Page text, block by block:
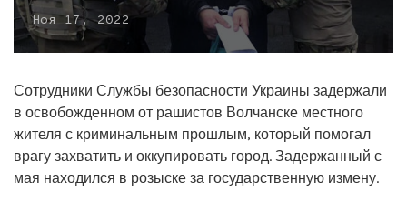
Ноя 17, 2022
Сотрудники Службы безопасности Украины задержали
в освобожденном от рашистов Волчанске местного
жителя с криминальным прошлым, который помогал
врагу захватить и оккупировать город. Задержанный с
мая находился в розыске за государственную измену.